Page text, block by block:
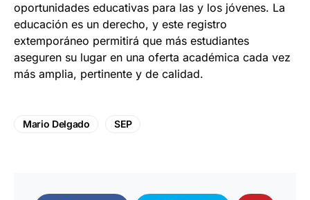
oportunidades educativas para las y los jóvenes. La
educación es un derecho, y este registro
extemporáneo permitirá que más estudiantes
aseguren su lugar en una oferta académica cada vez
más amplia, pertinente y de calidad.
Mario Delgado SEP